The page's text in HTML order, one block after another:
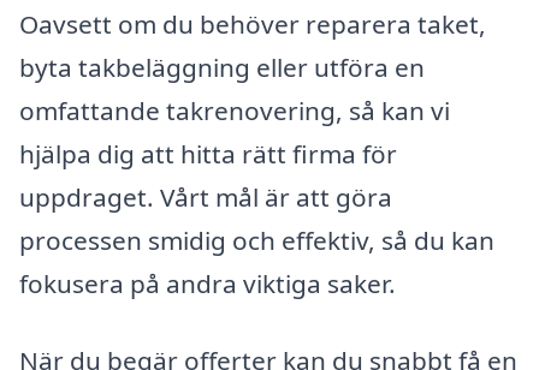
Oavsett om du behöver reparera taket,
byta takbeläggning eller utföra en
omfattande takrenovering, så kan vi
hjälpa dig att hitta rätt firma för
uppdraget. Vårt mål är att göra
processen smidig och effektiv, så du kan
fokusera på andra viktiga saker.
När du begär offerter kan du snabbt få en